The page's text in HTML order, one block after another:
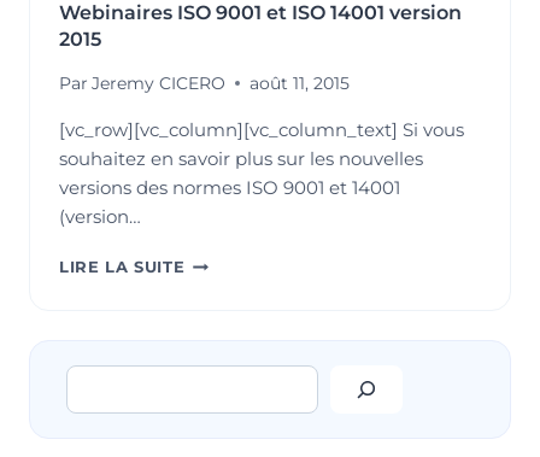
Webinaires ISO 9001 et ISO 14001 version
2015
Par Jeremy CICERO août 11, 2015
[vc_row][vc_column][vc_column_text] Si vous
souhaitez en savoir plus sur les nouvelles
versions des normes ISO 9001 et 14001
(version…
LIRE LA SUITE WEBINAIRES
Rechercher